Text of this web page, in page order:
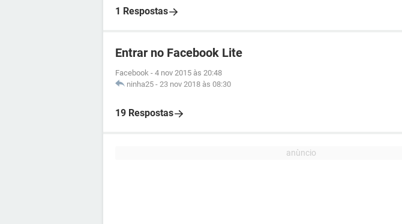
1 Respostas
Entrar no Facebook Lite
Facebook - 4 nov 2015 às 20:48
ninha25 - 23 nov 2018 às 08:30
19 Respostas